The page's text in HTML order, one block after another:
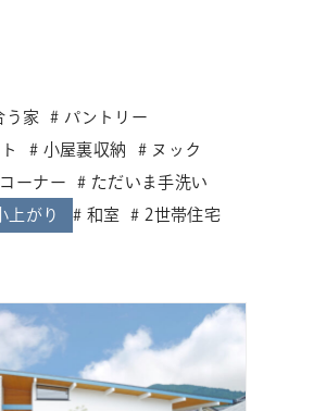
う家
パントリー
小屋裏収納
ヌック
ーナー
ただいま手洗い
上がり 和室 2世帯住宅